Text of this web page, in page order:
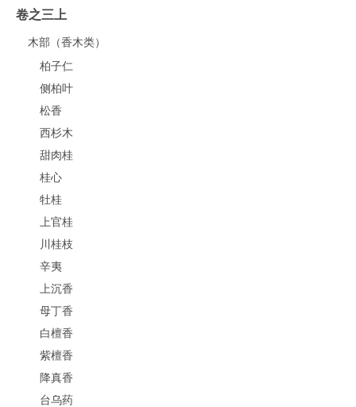
卷之三上
木部（香木类）
柏子仁
侧柏叶
松香
西杉木
甜肉桂
桂心
牡桂
上官桂
川桂枝
辛夷
上沉香
母丁香
白檀香
紫檀香
降真香
台乌药